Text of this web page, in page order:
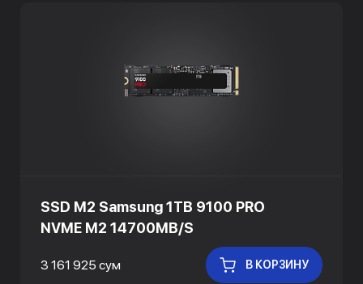
SSD M2 Samsung 1TB 9100 PRO
NVME M2 14700MB/S
3 161 925 сум В КОРЗИНУ